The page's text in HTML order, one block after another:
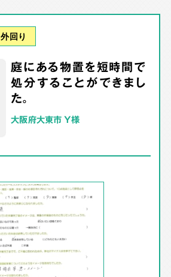
外回り
庭にある物置を短時間で
処分することができまし
た。
大阪府大東市 Y様